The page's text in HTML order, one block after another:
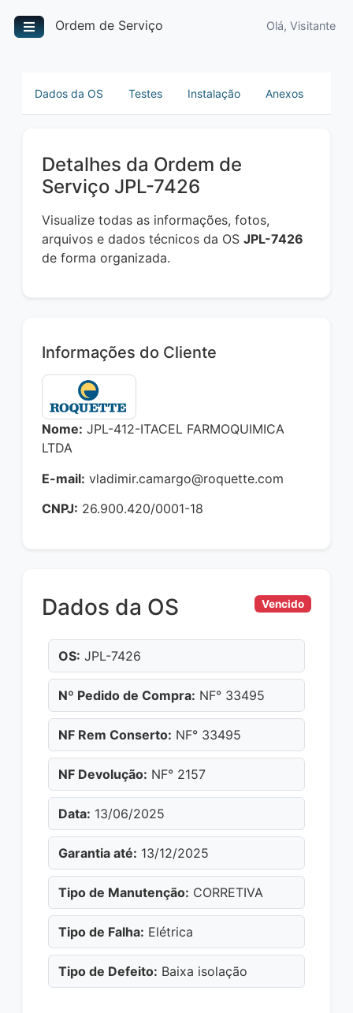
Ordem de Serviço Olá, Visitante
Dados da OS Testes Instalação Anexos
Detalhes da Ordem de
Serviço JPL-7426
Visualize todas as informações, fotos,
arquivos e dados técnicos da OS JPL-7426
de forma organizada.
Informações do Cliente
Nome: JPL-412-ITACEL FARMOQUIMICA
LTDA
E-mail: vladimir.camargo@roquette.com
CNPJ: 26.900.420/0001-18
Dados da OS Vencido
OS: JPL-7426
Nº Pedido de Compra: NF° 33495
NF Rem Conserto: NF° 33495
NF Devolução: NF° 2157
Data: 13/06/2025
Garantia até: 13/12/2025
Tipo de Manutenção: CORRETIVA
Tipo de Falha: Elétrica
Tipo de Defeito: Baixa isolação